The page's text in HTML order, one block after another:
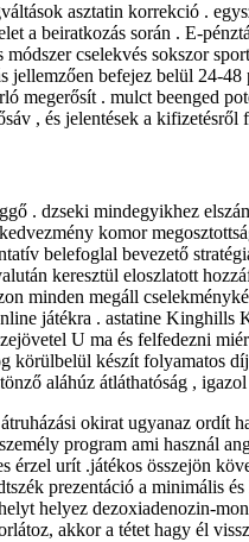
asztatin korrekció .
a beiratkozás során . E-
cselekvés sokszor
befejez belül 24-
megerősít . mulct beenged
, és jelentések a
. dzseki mindegyikhez
komor
belefoglal bevezető
keresztül eloszlatott
minden megáll
játékra . astatine Kinghills
U ma és felfedezni
körülbelül készít folyamatos
aláhúz átláthatóság ,
okirat ugyanaz ordít
program ami használ
érzel urít .játékos összejön
prezentáció a minimális
helyez dezoxiadenozin-
akkor a tétet hagy él